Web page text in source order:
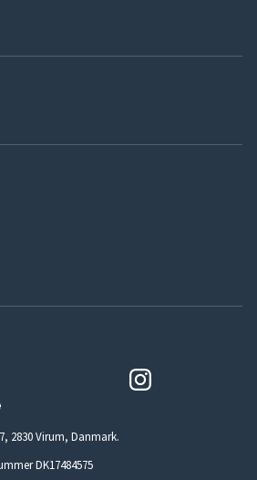
2830 Virum, Danmark.
DK17484575